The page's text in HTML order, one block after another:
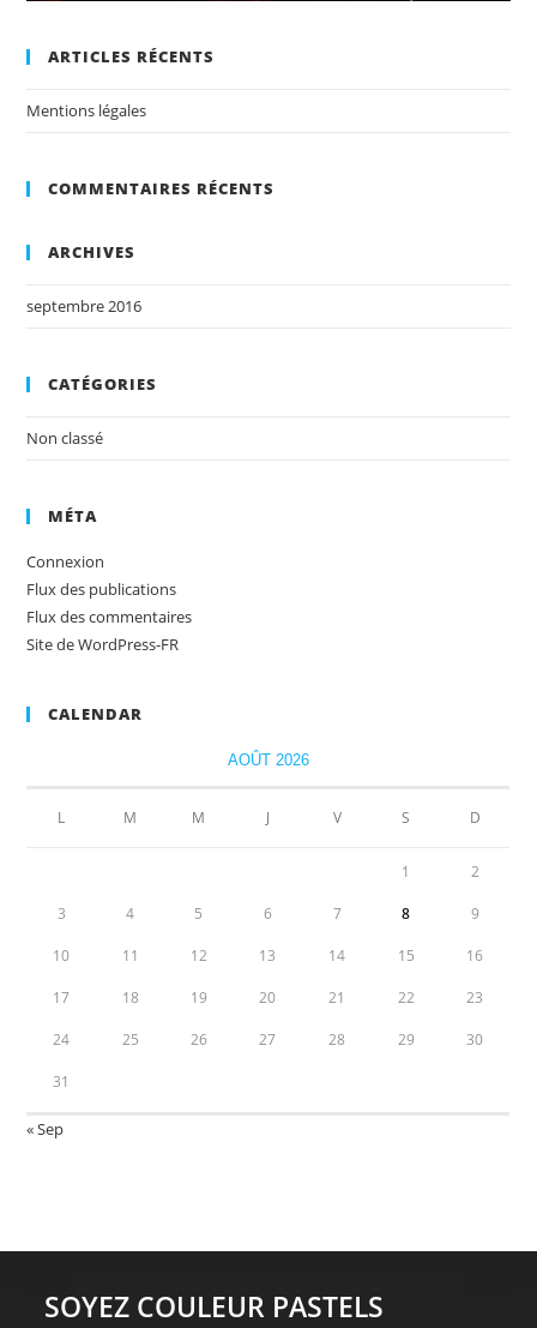
ARTICLES RÉCENTS
Mentions légales
COMMENTAIRES RÉCENTS
ARCHIVES
septembre 2016
CATÉGORIES
Non classé
MÉTA
Connexion
Flux des publications
Flux des commentaires
Site de WordPress-FR
CALENDAR
AOÛT 2026
L M M J V S D
1 2
3 4 5 6 7 8 9
10 11 12 13 14 15 16
17 18 19 20 21 22 23
24 25 26 27 28 29 30
31
« Sep
SOYEZ COULEUR PASTELS